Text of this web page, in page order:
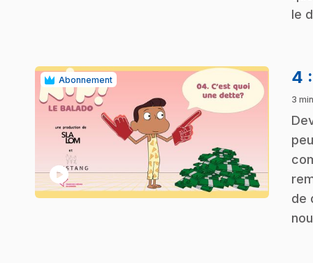
le
Abonnement
play_circle
4
3 min
.
de